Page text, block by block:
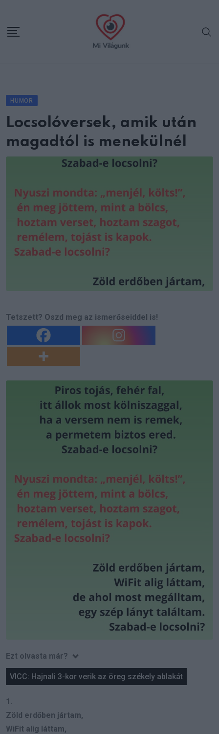
content
HUMOR
Locsolóversek, amik után
magadtól is menekülnél
Tetszett? Oszd meg az ismerőseiddel is!
Ezt olvasta már?
VICC: Hajnali 3-kor verik az öreg székely ablakát
1.
Zöld erdőben jártam,
WiFit alig láttam,